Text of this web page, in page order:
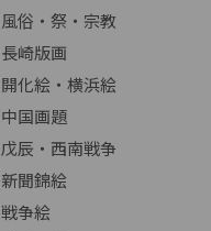
風俗・祭・宗教
長崎版画
開化絵・横浜絵
中国画題
戊辰・西南戦争
新聞錦絵
戦争絵